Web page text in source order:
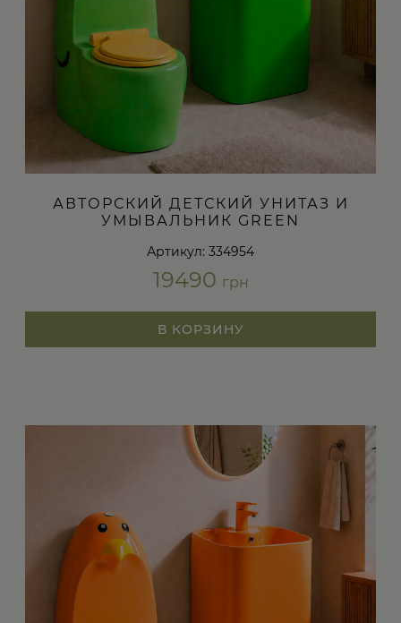
АВТОРСКИЙ ДЕТСКИЙ УНИТАЗ И
УМЫВАЛЬНИК GREEN
Артикул: 334954
19490 грн
В КОРЗИНУ